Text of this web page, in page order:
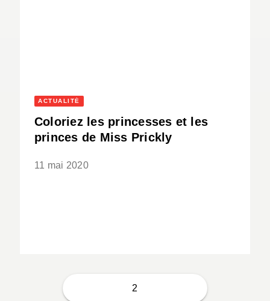
ACTUALITÉ
Coloriez les princesses et les
princes de Miss Prickly
11 mai 2020
2